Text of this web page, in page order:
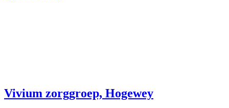
Vivium zorggroep, Hogewey